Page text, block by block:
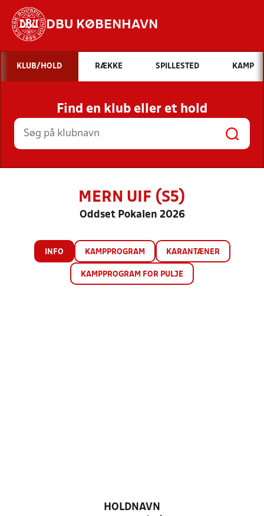
DBU KØBENHAVN
Hvad vil du søge efter?
INDHOLD OG NYHEDER
STILLINGER, RESULTATER, KLUBBER OG
HOLD
KLUB/HOLD RÆKKE SPILLESTED KAMP
Find en klub eller et hold
MERN UIF (S5)
Oddset Pokalen 2026
INFO KAMPPROGRAM KARANTÆNER
KAMPPROGRAM FOR PULJE
HOLDNAVN